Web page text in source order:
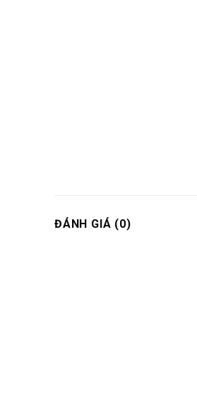
ĐÁNH GIÁ (0)